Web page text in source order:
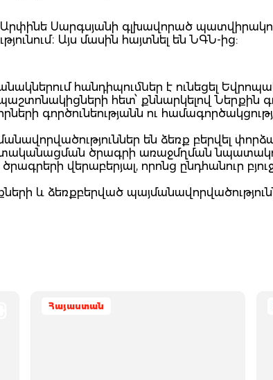
Սարգսյանի գլխավորած
Այս մասին հայտնել են ՆԳՆ-ից:
հանդիպումներ է ունեցել
հետ՝ քննարկելով Ներքին
գործունեությանն ու
են ձեռք բերվել
ծրագրի առաջմղման
վերաբերյալ, որոնց ընդհանուր
և ձեռքբերված
Հայաստան